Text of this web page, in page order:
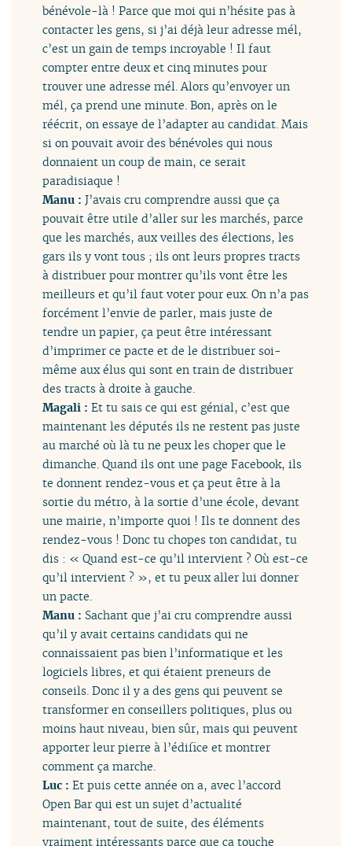
bénévole-là ! Parce que moi qui n’hésite pas à
contacter les gens, si j’ai déjà leur adresse mél,
c’est un gain de temps incroyable ! Il faut
compter entre deux et cinq minutes pour
trouver une adresse mél. Alors qu’envoyer un
mél, ça prend une minute. Bon, après on le
réécrit, on essaye de l’adapter au candidat. Mais
si on pouvait avoir des bénévoles qui nous
donnaient un coup de main, ce serait
paradisiaque !
Manu :J’avais cru comprendre aussi que ça
pouvait être utile d’aller sur les marchés, parce
que les marchés, aux veilles des élections, les
gars ils y vont tous ; ils ont leurs propres tracts
à distribuer pour montrer qu’ils vont être les
meilleurs et qu’il faut voter pour eux. On n’a pas
forcément l’envie de parler, mais juste de
tendre un papier, ça peut être intéressant
d’imprimer ce pacte et de le distribuer soi-
même aux élus qui sont en train de distribuer
des tracts à droite à gauche.
Magali :Et tu sais ce qui est génial, c’est que
maintenant les députés ils ne restent pas juste
au marché où là tu ne peux les choper que le
dimanche. Quand ils ont une page Facebook, ils
te donnent rendez-vous et ça peut être à la
sortie du métro, à la sortie d’une école, devant
une mairie, n’importe quoi ! Ils te donnent des
rendez-vous ! Donc tu chopes ton candidat, tu
dis : « Quand est-ce qu’il intervient ? Où est-ce
qu’il intervient ? », et tu peux aller lui donner
un pacte.
Manu : Sachant que j’ai cru comprendre aussi
qu’il y avait certains candidats qui ne
connaissaient pas bien l’informatique et les
logiciels libres, et qui étaient preneurs de
conseils. Donc il y a des gens qui peuvent se
transformer en conseillers politiques, plus ou
moins haut niveau, bien sûr, mais qui peuvent
apporter leur pierre à l’édifice et montrer
comment ça marche.
Luc :Et puis cette année on a, avec l’accord
Open Bar qui est un sujet d’actualité
maintenant, tout de suite, des éléments
vraiment intéressants parce que ça touche